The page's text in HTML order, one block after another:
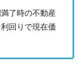
了時の不動産
回りで現在価